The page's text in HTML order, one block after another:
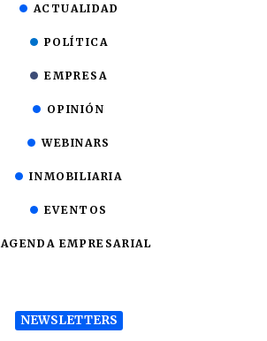
ACTUALIDAD
POLÍTICA
EMPRESA
OPINIÓN
WEBINARS
INMOBILIARIA
EVENTOS
AGENDA EMPRESARIAL
NEWSLETTERS